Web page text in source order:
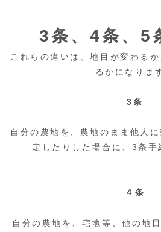
3条、4条、5
これらの違いは、地目が変わる
るかになりま
3条
自分の農地を、農地のまま他人
定したりした場合に、3条手
４条
自分の農地を、宅地等、他の地